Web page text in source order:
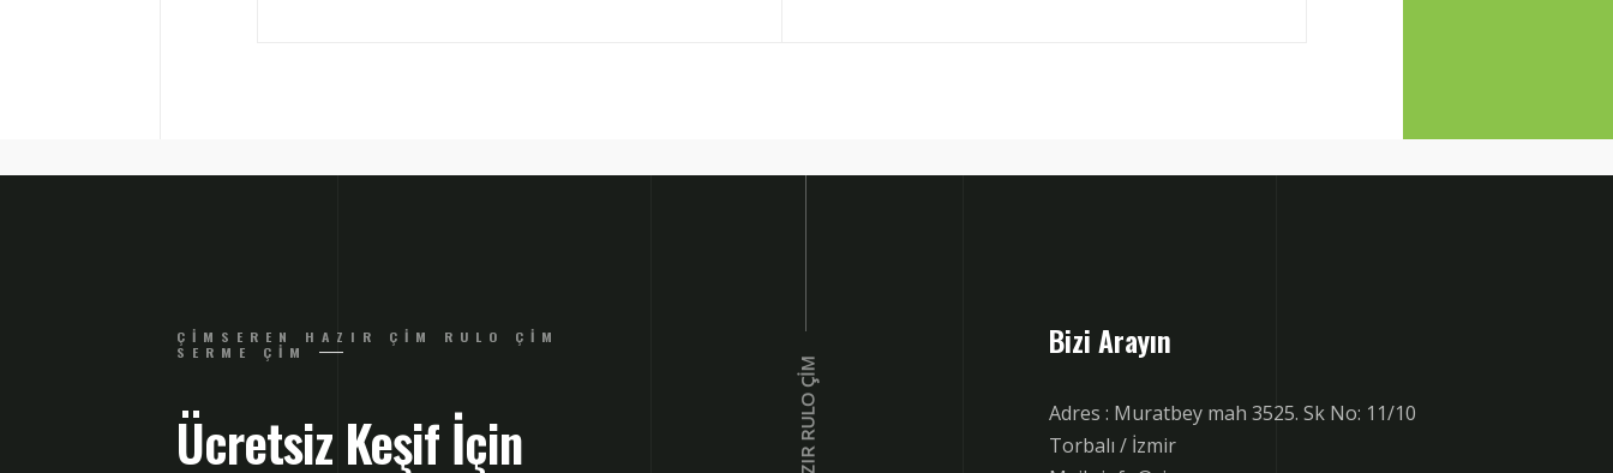
HAZIR RULO ÇIM
ÇIMSEREN HAZIR ÇIM RULO ÇIM
SERME ÇIM
Ücretsiz Keşif İçin
Bizi Arayın
Adres : Muratbey mah 3525. Sk No: 11/10
Torbalı / İzmir